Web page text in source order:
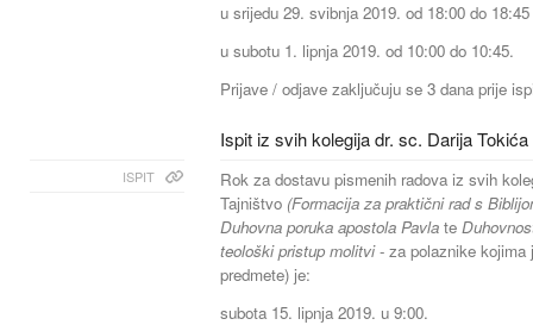
u srijedu 29. svibnja 2019. od 18:00 do
u subotu 1. lipnja 2019. od 10:00 do 10:45.
Prijave / odjave zaključuju se 3 dana prije
Ispit iz svih kolegija dr. sc. Darija Tokića
ISPIT
Rok za dostavu pismenih radova iz svih
Tajništvo (Formacija za praktični rad s
Duhovna poruka apostola Pavla te
teološki pristup molitvi- za polaznike kojima
predmete) je:
subota 15. lipnja 2019. u 9:00.